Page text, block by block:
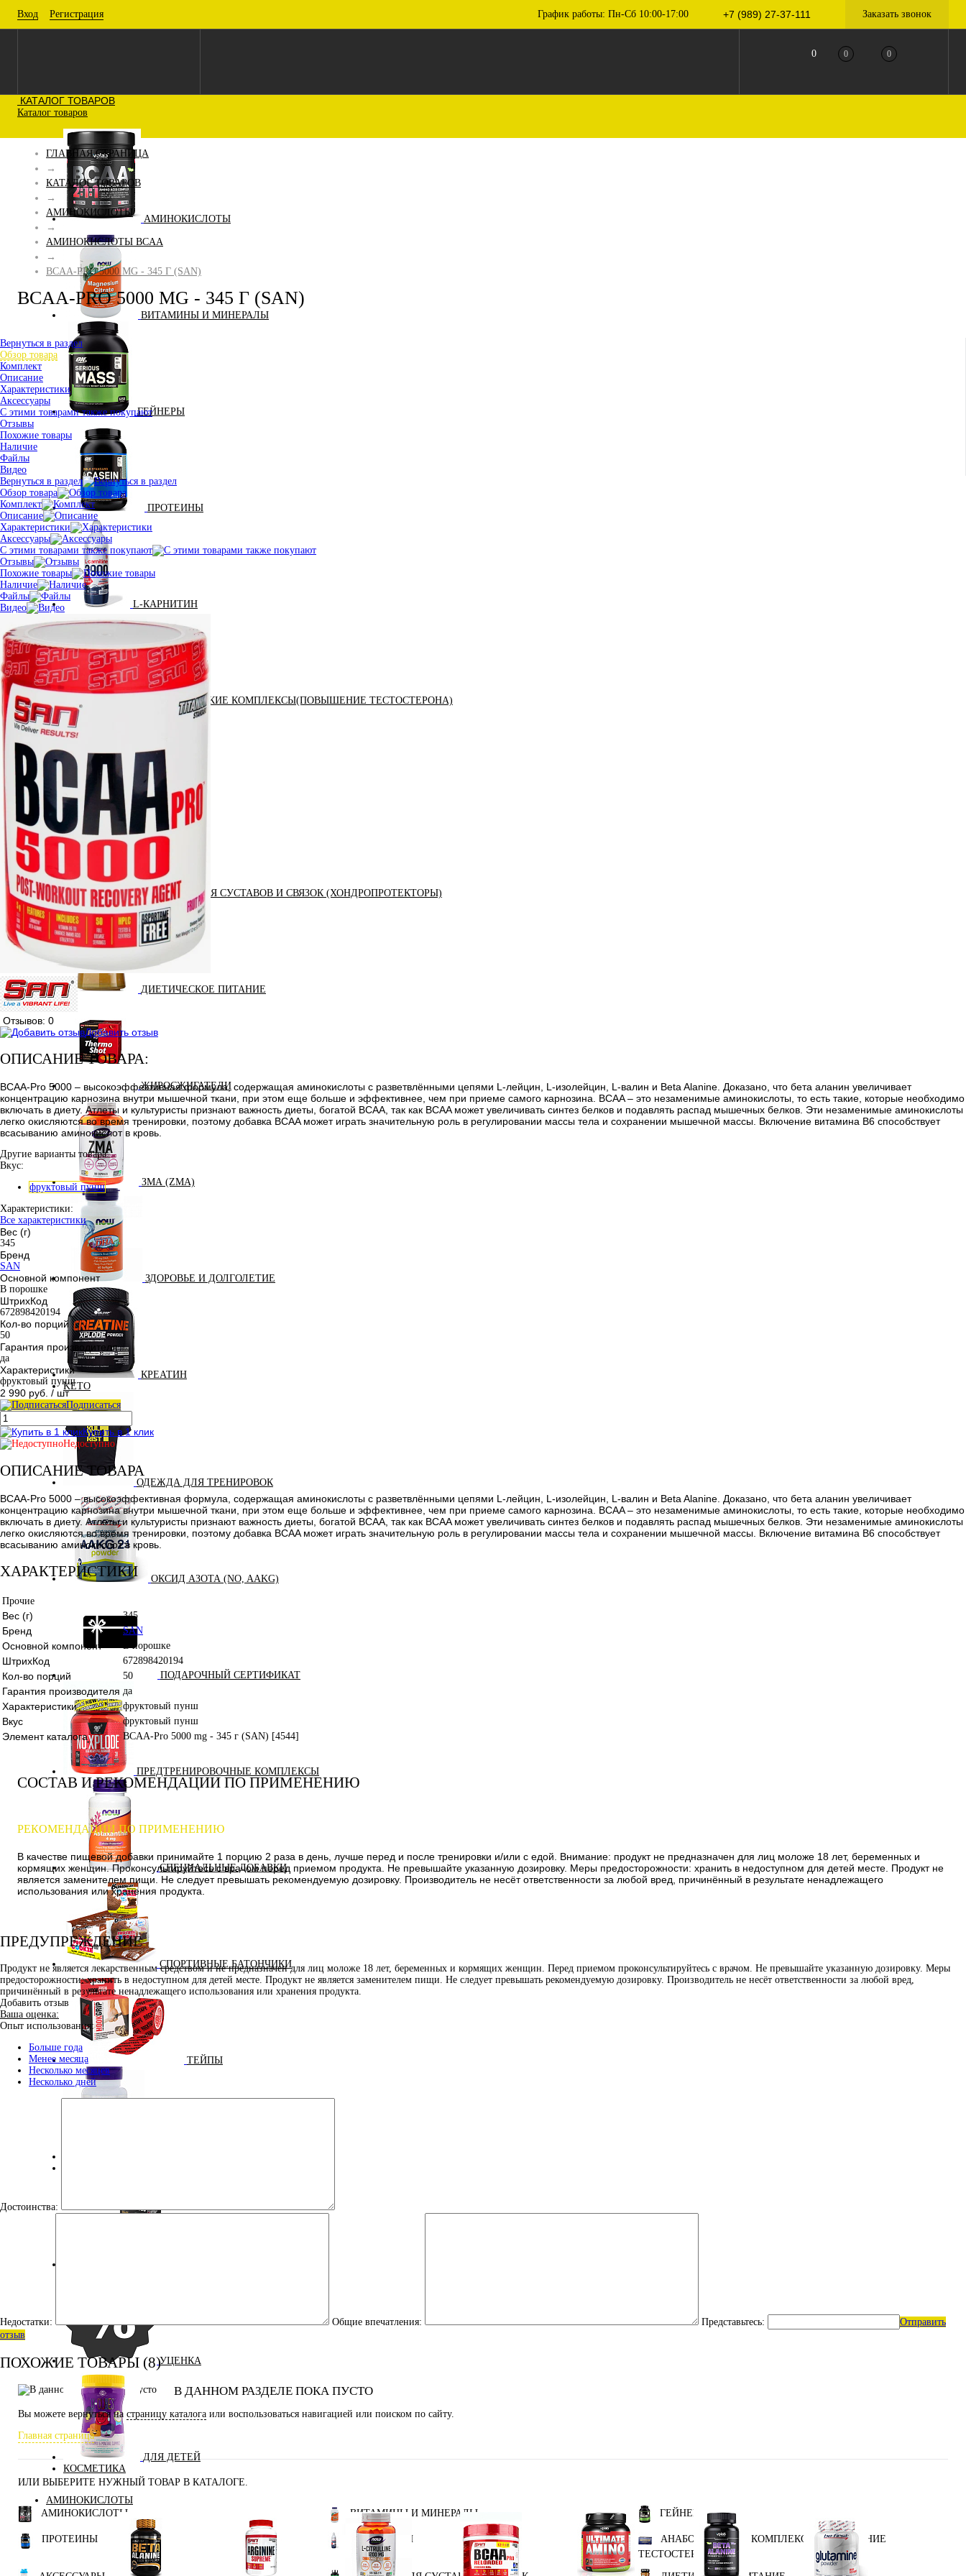
Вход Регистрация График работы: Пн-Сб 10:00-17:00 +7 (989) 27-37-111 Заказать звонок
0 0 0
КАТАЛОГ ТОВАРОВ
Каталог товаров
АМИНОКИСЛОТЫ
ВИТАМИНЫ И МИНЕРАЛЫ
ГЕЙНЕРЫ
ПРОТЕИНЫ
L-КАРНИТИН
АНАБОЛИЧЕСКИЕ КОМПЛЕКСЫ(ПОВЫШЕНИЕ ТЕСТОСТЕРОНА)
АКСЕССУАРЫ
ДОБАВКИ ДЛЯ СУСТАВОВ И СВЯЗОК (ХОНДРОПРОТЕКТОРЫ)
ДИЕТИЧЕСКОЕ ПИТАНИЕ
ЖИРОСЖИГАТЕЛИ
ЗМА (ZMA)
ЗДОРОВЬЕ И ДОЛГОЛЕТИЕ
КРЕАТИН
KETO
ОДЕЖДА ДЛЯ ТРЕНИРОВОК
ОКСИД АЗОТА (NO, AAKG)
ПОДАРОЧНЫЙ СЕРТИФИКАТ
ПРЕДТРЕНИРОВОЧНЫЕ КОМПЛЕКСЫ
СПЕЦИАЛЬНЫЕ ДОБАВКИ
СПОРТИВНЫЕ БАТОНЧИКИ
ТЕЙПЫ
УЦЕНКА
ДЛЯ ДЕТЕЙ
КОСМЕТИКА
АМИНОКИСЛОТЫ
ГЛАВНАЯ СТРАНИЦА
→
КАТАЛОГ ТОВАРОВ
→
АМИНОКИСЛОТЫ
→
АМИНОКИСЛОТЫ BCAA
→
BCAA-PRO 5000 MG - 345 Г (SAN)
BCAA-PRO 5000 MG - 345 Г (SAN)
Вернуться в раздел
Обзор товара
Комплект
Описание
Характеристики
Аксессуары
С этими товарами также покупают
Отзывы
Похожие товары
Наличие
Файлы
Видео
Вернуться в раздел
Обзор товара
Комплект
Описание
Характеристики
Аксессуары
С этими товарами также покупают
Отзывы
Похожие товары
Наличие
Файлы
Видео
Отзывов: 0
Добавить отзыв
ОПИСАНИЕ ТОВАРА:
BCAA-Pro 5000 – высокоэффективная формула, содержащая аминокислоты с разветвлёнными цепями L-лейцин, L-изолейцин, L-валин и Beta Alanine. Доказано, что бета аланин увеличивает
концентрацию карнозина внутри мышечной ткани, при этом еще больше и эффективнее, чем при приеме самого карнозина. BCAA – это незаменимые аминокислоты, то есть такие, которые необходимо
включать в диету. Атлеты и культуристы признают важность диеты, богатой BCAA, так как BCAA может увеличивать синтез белков и подавлять распад мышечных белков. Эти незаменимые аминокислоты
легко окисляются во время тренировки, поэтому добавка BCAA может играть значительную роль в регулировании массы тела и сохранении мышечной массы. Включение витамина B6 способствует
всасыванию аминокислот в кровь.
Другие варианты товара:
Вкус:
фруктовый пунш
Характеристики:
Все характеристики
Вес (г)
345
Бренд
SAN
Основной компонент
В порошке
ШтрихКод
672898420194
Кол-во порций
50
Гарантия производителя
да
Характеристики
фруктовый пунш
2 990 руб. / шт
Подписаться
Купить в 1 клик
Недоступно
ОПИСАНИЕ ТОВАРА
BCAA-Pro 5000 – высокоэффективная формула, содержащая аминокислоты с разветвлёнными цепями L-лейцин, L-изолейцин, L-валин и Beta Alanine. Доказано, что бета аланин увеличивает
концентрацию карнозина внутри мышечной ткани, при этом еще больше и эффективнее, чем при приеме самого карнозина. BCAA – это незаменимые аминокислоты, то есть такие, которые необходимо
включать в диету. Атлеты и культуристы признают важность диеты, богатой BCAA, так как BCAA может увеличивать синтез белков и подавлять распад мышечных белков. Эти незаменимые аминокислоты
легко окисляются во время тренировки, поэтому добавка BCAA может играть значительную роль в регулировании массы тела и сохранении мышечной массы. Включение витамина B6 способствует
всасыванию аминокислот в кровь.
ХАРАКТЕРИСТИКИ
Прочие
Вес (г) 345
Бренд SAN
Основной компонент В порошке
ШтрихКод 672898420194
Кол-во порций 50
Гарантия производителя да
Характеристики фруктовый пунш
Вкус фруктовый пунш
Элемент каталога BCAA-Pro 5000 mg - 345 г (SAN) [4544]
СОСТАВ И РЕКОМЕНДАЦИИ ПО ПРИМЕНЕНИЮ
РЕКОМЕНДАЦИИ ПО ПРИМЕНЕНИЮ
В качестве пищевой добавки принимайте 1 порцию 2 раза в день, лучше перед и после тренировки и/или с едой. Внимание: продукт не предназначен для лиц моложе 18 лет, беременных и
кормящих женщин. Проконсультируйтесь с врачом перед приемом продукта. Не превышайте указанную дозировку. Меры предосторожности: хранить в недоступном для детей месте. Продукт не
является заменителем пищи. Не следует превышать рекомендуемую дозировку. Производитель не несёт ответственности за любой вред, причинённый в результате ненадлежащего
использования или хранения продукта.
ПРЕДУПРЕЖДЕНИЕ
Продукт не является лекарственным средством и не предназначен для лиц моложе 18 лет, беременных и кормящих женщин. Перед приемом проконсультируйтесь с врачом. Не превышайте указанную дозировку. Меры
предосторожности: хранить в недоступном для детей месте. Продукт не является заменителем пищи. Не следует превышать рекомендуемую дозировку. Производитель не несёт ответственности за любой вред,
причинённый в результате ненадлежащего использования или хранения продукта.
Добавить отзыв
Ваша оценка:
Опыт использования:
Больше года
Менее месяца
Несколько месяцев
Несколько дней
Достоинства:
Недостатки: Общие впечатления: Представьтесь:
Отправить
отзыв
ПОХОЖИЕ ТОВАРЫ (8)
В ДАННОМ РАЗДЕЛЕ ПОКА ПУСТО
Вы можете вернуться на страницу каталога или воспользоваться навигацией или поиском по сайту.
Главная страница
ИЛИ ВЫБЕРИТЕ НУЖНЫЙ ТОВАР В КАТАЛОГЕ.
АМИНОКИСЛОТЫ ВИТАМИНЫ И МИНЕРАЛЫ ГЕЙНЕРЫ
ПРОТЕИНЫ L-КАРНИТИН
АНАБОЛИЧЕСКИЕ КОМПЛЕКСЫ(ПОВЫШЕНИЕ
ТЕСТОСТЕРОНА)